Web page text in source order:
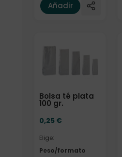
Añadir
Bolsa té plata
100 gr.
0,25 €
Elige:
Peso/formato